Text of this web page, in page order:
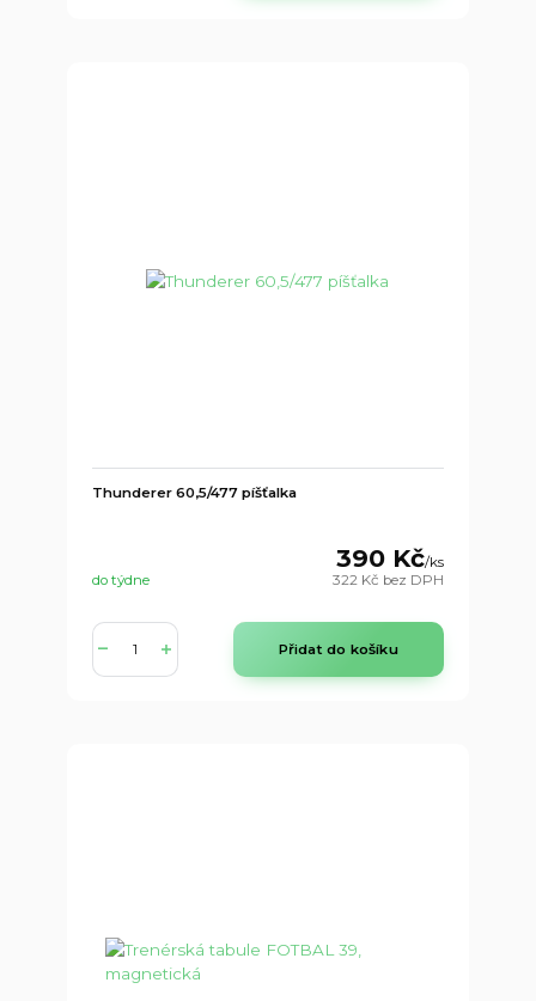
Thunderer 60,5/477 píšťalka
390 Kč/ks
322 Kč bez DPH
do týdne
Přidat do košíku